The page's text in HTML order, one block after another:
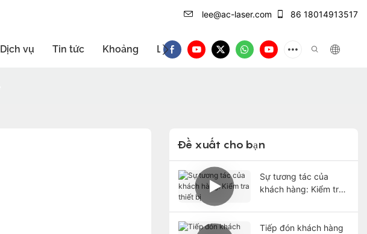
lee@ac-laser.com 86 18014913517
Dịch vụ Tin tức Khoảng Liên hệ với Giới thiệu sản phẩm
Đề xuất cho bạn
Sự tương tác của
khách hàng: Kiểm tra
Tiếp đón khách hàng